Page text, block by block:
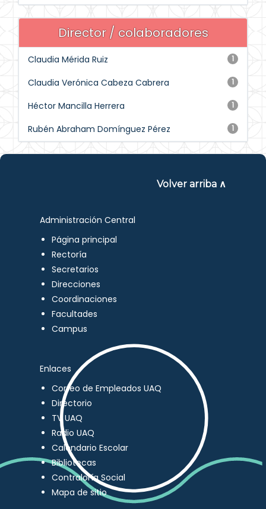
Director / colaboradores
1
Claudia Mérida Ruiz
1
Claudia Verónica Cabeza Cabrera
1
Héctor Mancilla Herrera
1
Rubén Abraham Domínguez Pérez
Volver arriba ∧
Administración Central
Página principal
Rectoría
Secretarios
Direcciones
Coordinaciones
Facultades
Campus
Enlaces
Correo de Empleados UAQ
Directorio
TV UAQ
Radio UAQ
Calendario Escolar
Bibliotecas
Contraloría Social
Mapa de sitio